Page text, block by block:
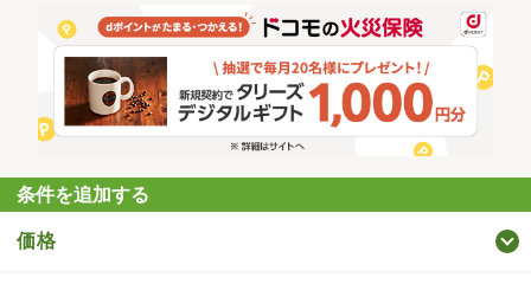
条件を追加する
価格